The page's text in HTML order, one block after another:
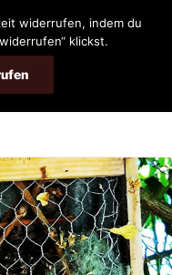
widerrufen, indem du
klickst.